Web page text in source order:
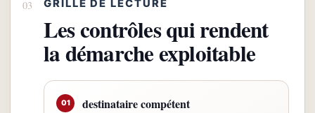
GRILLE DE LECTURE
Les contrôles qui rendent
la démarche exploitable
01 destinataire compétent